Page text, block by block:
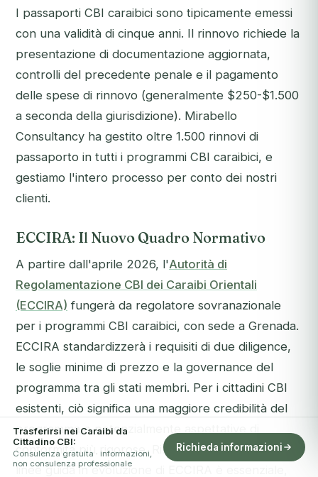
I passaporti CBI caraibici sono tipicamente emessi
con una validità di cinque anni. Il rinnovo richiede la
presentazione di documentazione aggiornata,
controlli del precedente penale e il pagamento
delle spese di rinnovo (generalmente $250-$1.500
a seconda della giurisdizione). Mirabello
Consultancy ha gestito oltre 1.500 rinnovi di
passaporto in tutti i programmi CBI caraibici, e
gestiamo l'intero processo per conto dei nostri
clienti.
ECCIRA: Il Nuovo Quadro Normativo
A partire dall'aprile 2026, l'Autorità di
Regolamentazione CBI dei Caraibi Orientali
(ECCIRA) fungerà da regolatore sovranazionale
per i programmi CBI caraibici, con sede a Grenada.
ECCIRA standardizzerà i requisiti di due diligence,
le soglie minime di prezzo e la governance del
programma tra gli stati membri. Per i cittadini CBI
esistenti, ciò significa una maggiore credibilità del
programma e potenzialmente aspettative di
conformità più rigorose. Rimanere informati sulle
linee guida in evoluzione di ECCIRA è essenziale,
Trasferirsi nei Caraibi da
Cittadino CBI:
Consulenza gratuita · informazioni,
non consulenza professionale
Richieda informazioni